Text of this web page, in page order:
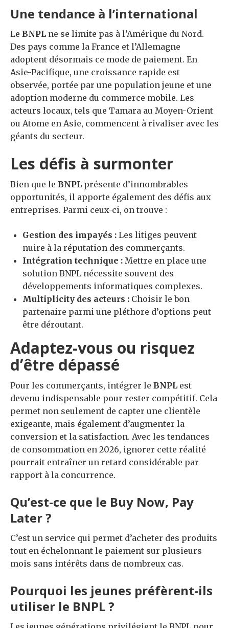
Une tendance à l’international
Le BNPL ne se limite pas à l’Amérique du Nord.
Des pays comme la France et l’Allemagne
adoptent désormais ce mode de paiement. En
Asie-Pacifique, une croissance rapide est
observée, portée par une population jeune et une
adoption moderne du commerce mobile. Les
acteurs locaux, tels que Tamara au Moyen-Orient
ou Atome en Asie, commencent à rivaliser avec les
géants du secteur.
Les défis à surmonter
Bien que le BNPL présente d’innombrables
opportunités, il apporte également des défis aux
entreprises. Parmi ceux-ci, on trouve :
Gestion des impayés : Les litiges peuvent
nuire à la réputation des commerçants.
Intégration technique : Mettre en place une
solution BNPL nécessite souvent des
développements informatiques complexes.
Multiplicity des acteurs : Choisir le bon
partenaire parmi une pléthore d’options peut
être déroutant.
Adaptez-vous ou risquez
d’être dépassé
Pour les commerçants, intégrer le BNPL est
devenu indispensable pour rester compétitif. Cela
permet non seulement de capter une clientèle
exigeante, mais également d’augmenter la
conversion et la satisfaction. Avec les tendances
de consommation en 2026, ignorer cette réalité
pourrait entraîner un retard considérable par
rapport à la concurrence.
Qu’est-ce que le Buy Now, Pay
Later ?
C’est un service qui permet d’acheter des produits
tout en échelonnant le paiement sur plusieurs
mois sans intérêts dans de nombreux cas.
Pourquoi les jeunes préfèrent-ils
utiliser le BNPL ?